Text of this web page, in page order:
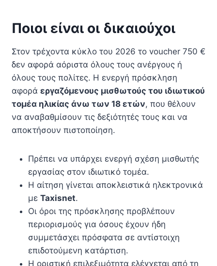
Ποιοι είναι οι δικαιούχοι
Στον τρέχοντα κύκλο του 2026 το voucher 750 €
δεν αφορά αόριστα όλους τους ανέργους ή
όλους τους πολίτες. Η ενεργή πρόσκληση
αφορά εργαζόμενους μισθωτούς του ιδιωτικού
τομέα ηλικίας άνω των 18 ετών, που θέλουν
να αναβαθμίσουν τις δεξιότητές τους και να
αποκτήσουν πιστοποίηση.
Πρέπει να υπάρχει ενεργή σχέση μισθωτής
εργασίας στον ιδιωτικό τομέα.
Η αίτηση γίνεται αποκλειστικά ηλεκτρονικά
με Taxisnet.
Οι όροι της πρόσκλησης προβλέπουν
περιορισμούς για όσους έχουν ήδη
συμμετάσχει πρόσφατα σε αντίστοιχη
επιδοτούμενη κατάρτιση.
Η οριστική επιλεξιμότητα ελέγχεται από τη